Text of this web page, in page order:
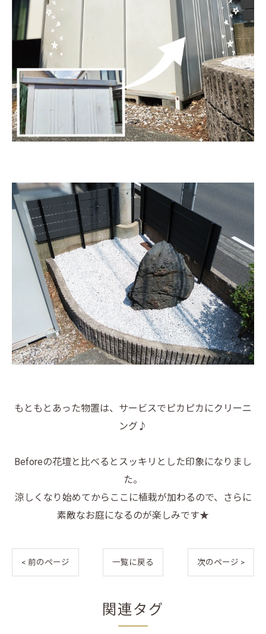
もともとあった物置は、サービスでピカピカにクリーニ
ング♪
Beforeの花壇と比べるとスッキリとした印象になりまし
た。
涼しくなり始めてからここに植栽が加わるので、さらに
素敵なお庭になるのが楽しみです★
< 前のページ 一覧に戻る 次のページ >
関連タグ